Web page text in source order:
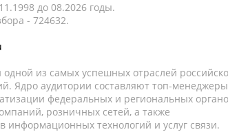
до 08.2026 годы.
- 724632.
из самых успешных отраслей
Ядро аудитории составляют топ-
федеральных и региональных
розничных сетей, а также
информационных технологий и услуг связи.